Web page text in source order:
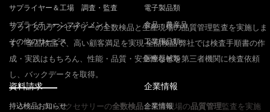
ブライダルアクセサリーの全数検品と生産現場の品質管理監査を実施しま
す。 全品検品で、高い顧客満足を実現 全品検品 弊社では検査手順書の作
成・実践はもちろん、性能・品質・安全性などを第三者機関に検査依頼
し、バックデータを取得。
ブライダルアクセサリーの全数検品と生産現場の品質管理監査を実施
サプライヤー＆工場 調査・監査
サプライチェーンマネジメント
その他のサービス
電子製品類
食品・農産品
工業用品類
医療器械類
資料請求
持込検品お知らせ
企業情報
企業情報